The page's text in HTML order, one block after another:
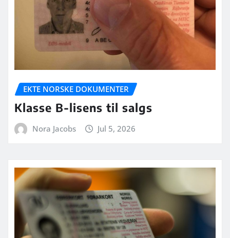
EKTE NORSKE DOKUMENTER
Klasse B-lisens til salgs
Nora Jacobs Jul 5, 2026